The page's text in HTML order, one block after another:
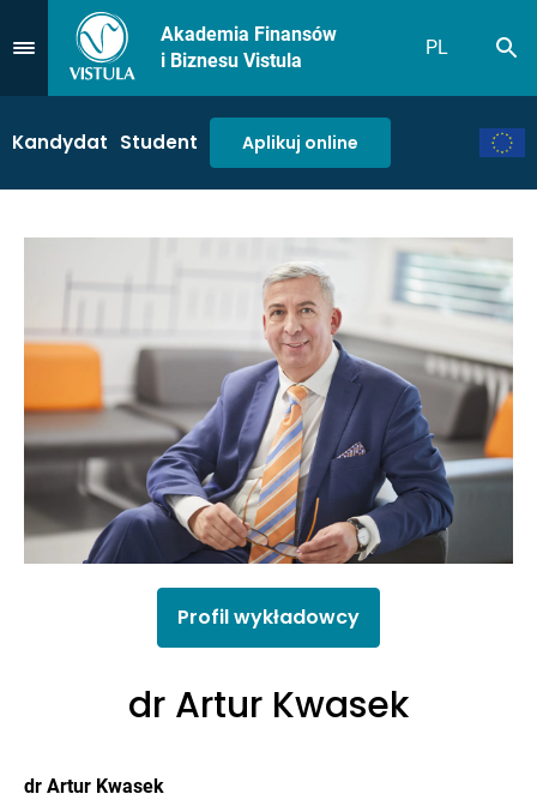
Przejdź do Menu
Akademia Finansów
i Biznesu Vistula
PL
Kandydat Student Aplikuj online
Profil wykładowcy
dr Artur Kwasek
dr Artur Kwasek